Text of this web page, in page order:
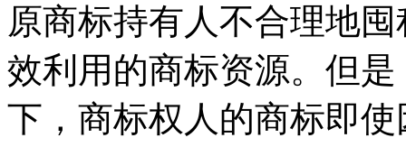
原商标持有人不合理地
效利用的商标资源。但
下，商标权人的商标即